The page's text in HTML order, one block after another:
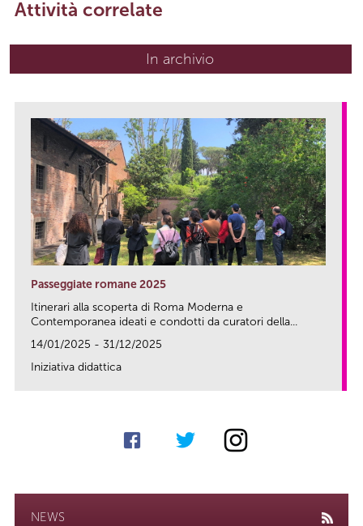
Attività correlate
In archivio
Passeggiate romane 2025
Itinerari alla scoperta di Roma Moderna e
Contemporanea ideati e condotti da curatori della...
14/01/2025 - 31/12/2025
Iniziativa didattica
NEWS